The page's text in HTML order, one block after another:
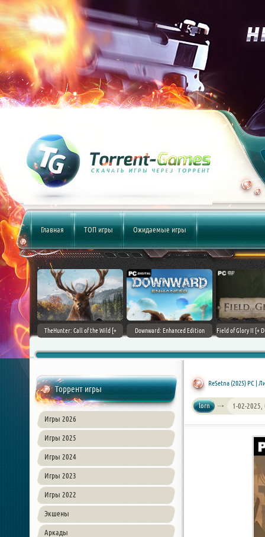
Главная ТОП игры Ожидаемые игры
(2017)
TheHunter: Call of the Wild [+
Downward: Enhanced Edition
Field of Glory II [+
Торрент игры
Игры 2026
Игры 2025
Игры 2024
Игры 2023
Игры 2022
Экшены
Аркады
ReSetna (2025) PC |
lorn 1-02-2025,